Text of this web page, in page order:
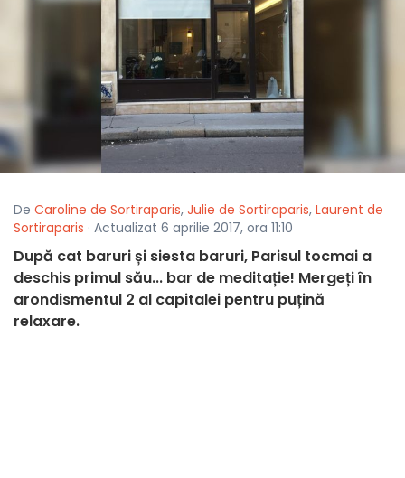
De Caroline de Sortiraparis, Julie de Sortiraparis, Laurent de
Sortiraparis · Actualizat 6 aprilie 2017, ora 11:10
După cat baruri și siesta baruri, Parisul tocmai a
deschis primul său... bar de meditație! Mergeți în
arondismentul 2 al capitalei pentru puțină
relaxare.